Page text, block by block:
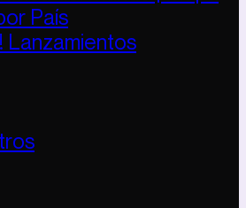
País
Lanzamientos